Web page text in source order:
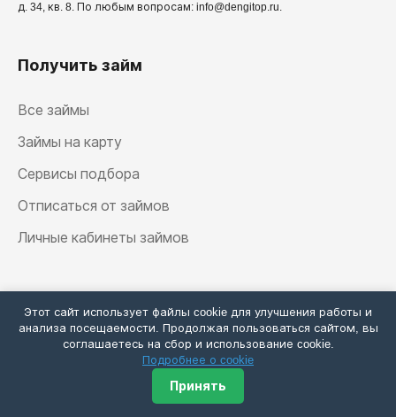
д. 34, кв. 8. По любым вопросам: info@dengitop.ru.
Получить займ
Все займы
Займы на карту
Сервисы подбора
Отписаться от займов
Личные кабинеты займов
Калькулятор займа
Этот сайт использует файлы cookie для улучшения работы и
анализа посещаемости. Продолжая пользоваться сайтом, вы
соглашаетесь на сбор и использование cookie.
Подробнее о cookie
Принять